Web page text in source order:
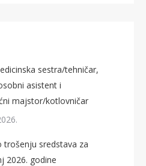
sestra/tehničar,
asistent i
majstor/kotlovničar
trošenju sredstava za
2026. godine